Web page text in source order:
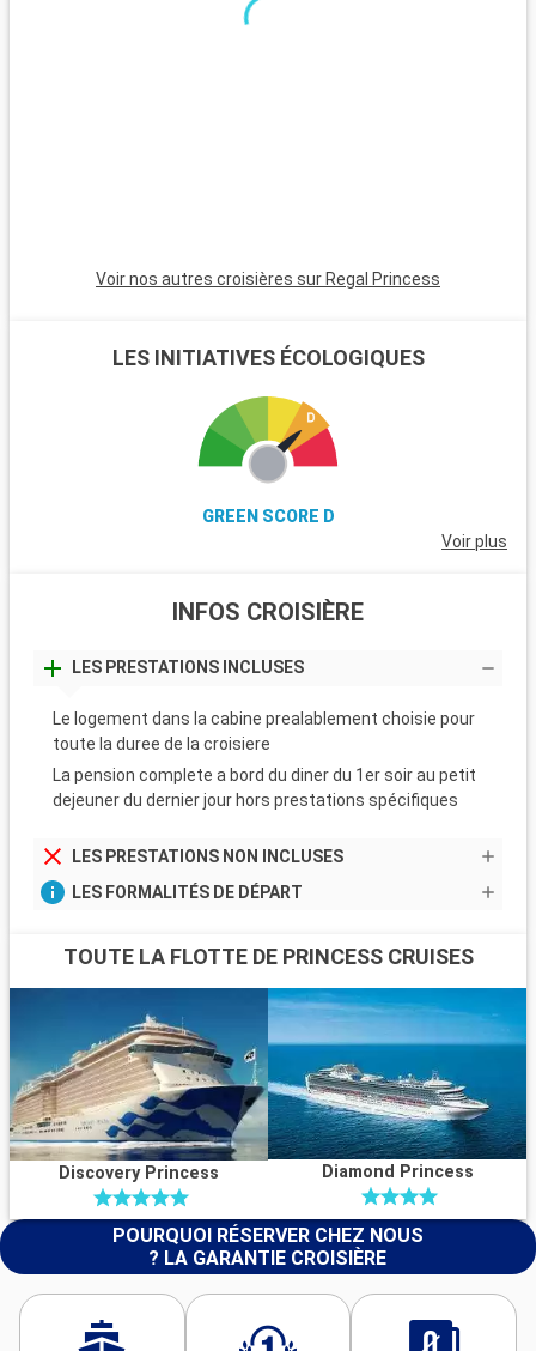
ferry gratuit offrant des vues sur la Statue de la Liberté, est
un lieu de tranquillité. Les montagnes Catskills, à quelques
Voir nos autres croisières sur Regal Princess
LES INITIATIVES ÉCOLOGIQUES
GREEN SCORE D
Voir plus
INFOS CROISIÈRE
LES PRESTATIONS INCLUSES
Le logement dans la cabine prealablement choisie pour
toute la duree de la croisiere
La pension complete a bord du diner du 1er soir au petit
dejeuner du dernier jour hors prestations spécifiques
LES PRESTATIONS NON INCLUSES
LES FORMALITÉS DE DÉPART
TOUTE LA FLOTTE DE PRINCESS CRUISES
Discovery Princess Diamond Princess
POURQUOI RÉSERVER CHEZ NOUS
? LA GARANTIE CROISIÈRE